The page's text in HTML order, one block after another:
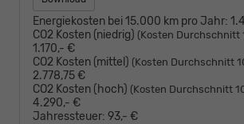
Energiekosten bei 15.000 km pro Jahr:
CO2 Kosten (niedrig) (Kosten Durchschnitt
1.170,- €
CO2 Kosten (mittel) (Kosten Durchschnitt
2.778,75 €
CO2 Kosten (hoch) (Kosten Durchschnitt
4.290,- €
Jahressteuer: 93,- €